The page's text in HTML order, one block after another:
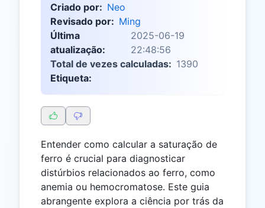
Criado por: Neo
Revisado por: Ming
Última
atualização:
2025-06-19
22:48:56
Total de vezes calculadas: 1390
Etiqueta:
Entender como calcular a saturação de
ferro é crucial para diagnosticar
distúrbios relacionados ao ferro, como
anemia ou hemocromatose. Este guia
abrangente explora a ciência por trás da